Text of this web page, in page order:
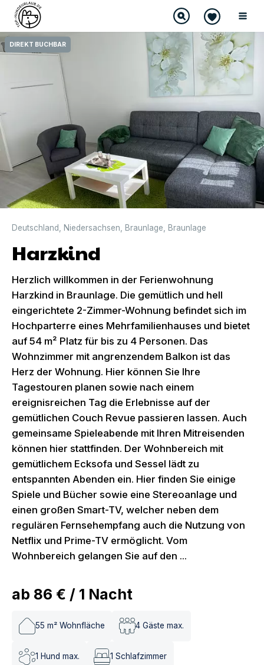
DIREKT BUCHBAR
Deutschland Niedersachsen Braunlage Braunlage
Harzkind
Herzlich willkommen in der Ferienwohnung
Harzkind in Braunlage. Die gemütlich und hell
eingerichtete 2-Zimmer-Wohnung befindet sich im
Hochparterre eines Mehrfamilienhauses und bietet
auf 54 m² Platz für bis zu 4 Personen. Das
Wohnzimmer mit angrenzendem Balkon ist das
Herz der Wohnung. Hier können Sie Ihre
Tagestouren planen sowie nach einem
ereignisreichen Tag die Erlebnisse auf der
gemütlichen Couch Revue passieren lassen. Auch
gemeinsame Spieleabende mit Ihren Mitreisenden
können hier stattfinden. Der Wohnbereich mit
gemütlichem Ecksofa und Sessel lädt zu
entspannten Abenden ein. Hier finden Sie einige
Spiele und Bücher sowie eine Stereoanlage und
einen großen Smart-TV, welcher neben dem
regulären Fernsehempfang auch die Nutzung von
Netflix und Prime-TV ermöglicht. Vom
Wohnbereich gelangen Sie auf den ...
ab 86 € / 1 Nacht
55 m² Wohnfläche 4 Gäste max.
1 Hund max. 1 Schlafzimmer